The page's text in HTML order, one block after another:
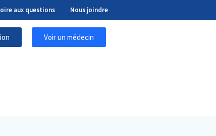
aux questions Nous joindre
Voir un médecin